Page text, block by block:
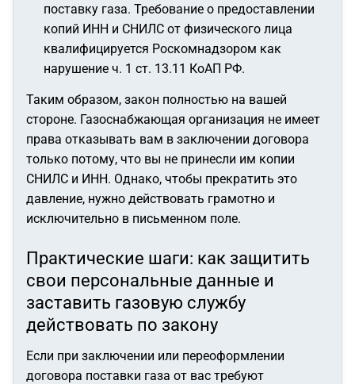
поставку газа. Требование о предоставлении
копий ИНН и СНИЛС от физического лица
квалифицируется Роскомнадзором как
нарушение ч. 1 ст. 13.11 КоАП РФ.
Таким образом, закон полностью на вашей
стороне. Газоснабжающая организация не имеет
права отказывать вам в заключении договора
только потому, что вы не принесли им копии
СНИЛС и ИНН. Однако, чтобы прекратить это
давление, нужно действовать грамотно и
исключительно в письменном поле.
Практические шаги: как защитить
свои персональные данные и
заставить газовую службу
действовать по закону
Если при заключении или переоформлении
договора поставки газа от вас требуют